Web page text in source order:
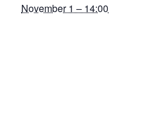
November 1 – 14:00